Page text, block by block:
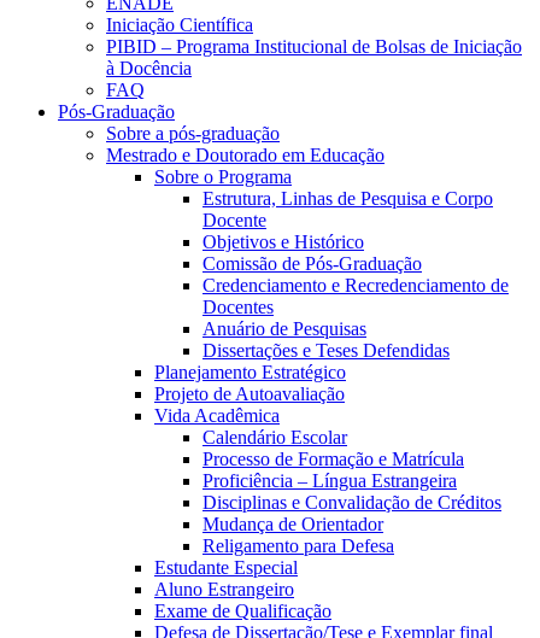
Iniciação Científica
PIBID – Programa Institucional de Bolsas de Iniciação
à Docência
FAQ
Pós-Graduação
Sobre a pós-graduação
Mestrado e Doutorado em Educação
Sobre o Programa
Estrutura, Linhas de Pesquisa e Corpo
Docente
Objetivos e Histórico
Comissão de Pós-Graduação
Credenciamento e Recredenciamento de
Docentes
Anuário de Pesquisas
Dissertações e Teses Defendidas
Planejamento Estratégico
Projeto de Autoavaliação
Vida Acadêmica
Calendário Escolar
Processo de Formação e Matrícula
Proficiência – Língua Estrangeira
Disciplinas e Convalidação de Créditos
Mudança de Orientador
Religamento para Defesa
Estudante Especial
Aluno Estrangeiro
Exame de Qualificação
Defesa de Dissertação/Tese e Exemplar final